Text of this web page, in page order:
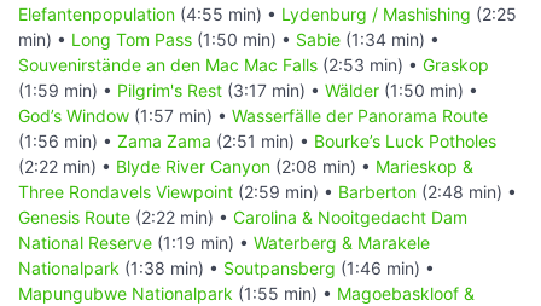
Elefantenpopulation (4:55 min) • Lydenburg / Mashishing (2:25
min) • Long Tom Pass (1:50 min) • Sabie (1:34 min) •
Souvenirstände an den Mac Mac Falls (2:53 min) • Graskop
(1:59 min) • Pilgrim's Rest (3:17 min) • Wälder (1:50 min) •
God’s Window (1:57 min) • Wasserfälle der Panorama Route
(1:56 min) • Zama Zama (2:51 min) • Bourke’s Luck Potholes
(2:22 min) • Blyde River Canyon (2:08 min) • Marieskop &
Three Rondavels Viewpoint (2:59 min) • Barberton (2:48 min) •
Genesis Route (2:22 min) • Carolina & Nooitgedacht Dam
National Reserve (1:19 min) • Waterberg & Marakele
Nationalpark (1:38 min) • Soutpansberg (1:46 min) •
Mapungubwe Nationalpark (1:55 min) • Magoebaskloof &